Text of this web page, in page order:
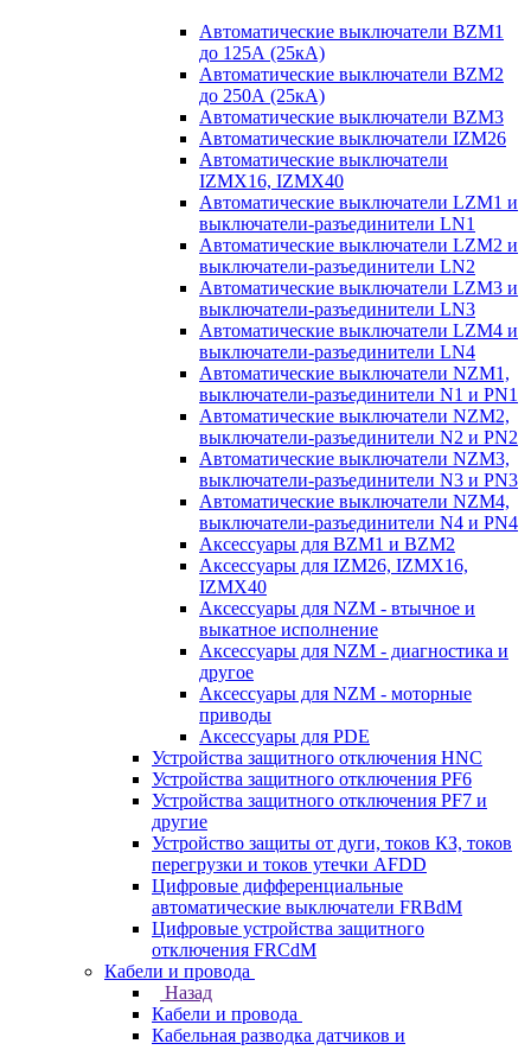
Автоматические выключатели BZM1
до 125А (25кА)
Автоматические выключатели BZM2
до 250А (25кА)
Автоматические выключатели BZM3
Автоматические выключатели IZM26
Автоматические выключатели
IZMX16, IZMX40
Автоматические выключатели LZM1 и
выключатели-разъединители LN1
Автоматические выключатели LZM2 и
выключатели-разъединители LN2
Автоматические выключатели LZM3 и
выключатели-разъединители LN3
Автоматические выключатели LZM4 и
выключатели-разъединители LN4
Автоматические выключатели NZM1,
выключатели-разъединители N1 и PN1
Автоматические выключатели NZM2,
выключатели-разъединители N2 и PN2
Автоматические выключатели NZM3,
выключатели-разъединители N3 и PN3
Автоматические выключатели NZM4,
выключатели-разъединители N4 и PN4
Аксессуары для BZM1 и BZM2
Аксессуары для IZM26, IZMX16,
IZMX40
Аксессуары для NZM - втычное и
выкатное исполнение
Аксессуары для NZM - диагностика и
другое
Аксессуары для NZM - моторные
приводы
Аксессуары для PDE
Устройства защитного отключения HNC
Устройства защитного отключения PF6
Устройства защитного отключения PF7 и
другие
Устройство защиты от дуги, токов КЗ, токов
перегрузки и токов утечки AFDD
Цифровые дифференциальные
автоматические выключатели FRBdM
Цифровые устройства защитного
отключения FRCdM
Кабели и провода
Назад
Кабели и провода
Кабельная разводка датчиков и